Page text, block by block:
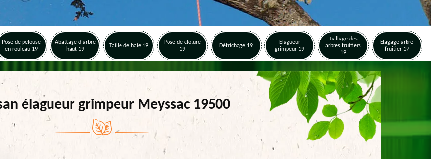
Pose de pelouse
en rouleau 19
Abattage d'arbre
haut 19
Taille de haie 19
Pose de clôture
19
Défrichage 19
Elagueur
grimpeur 19
Taillage des
arbres fruitiers
19
Elagage arbre
fruitier 19
élagueur grimpeur Meyssac 19500